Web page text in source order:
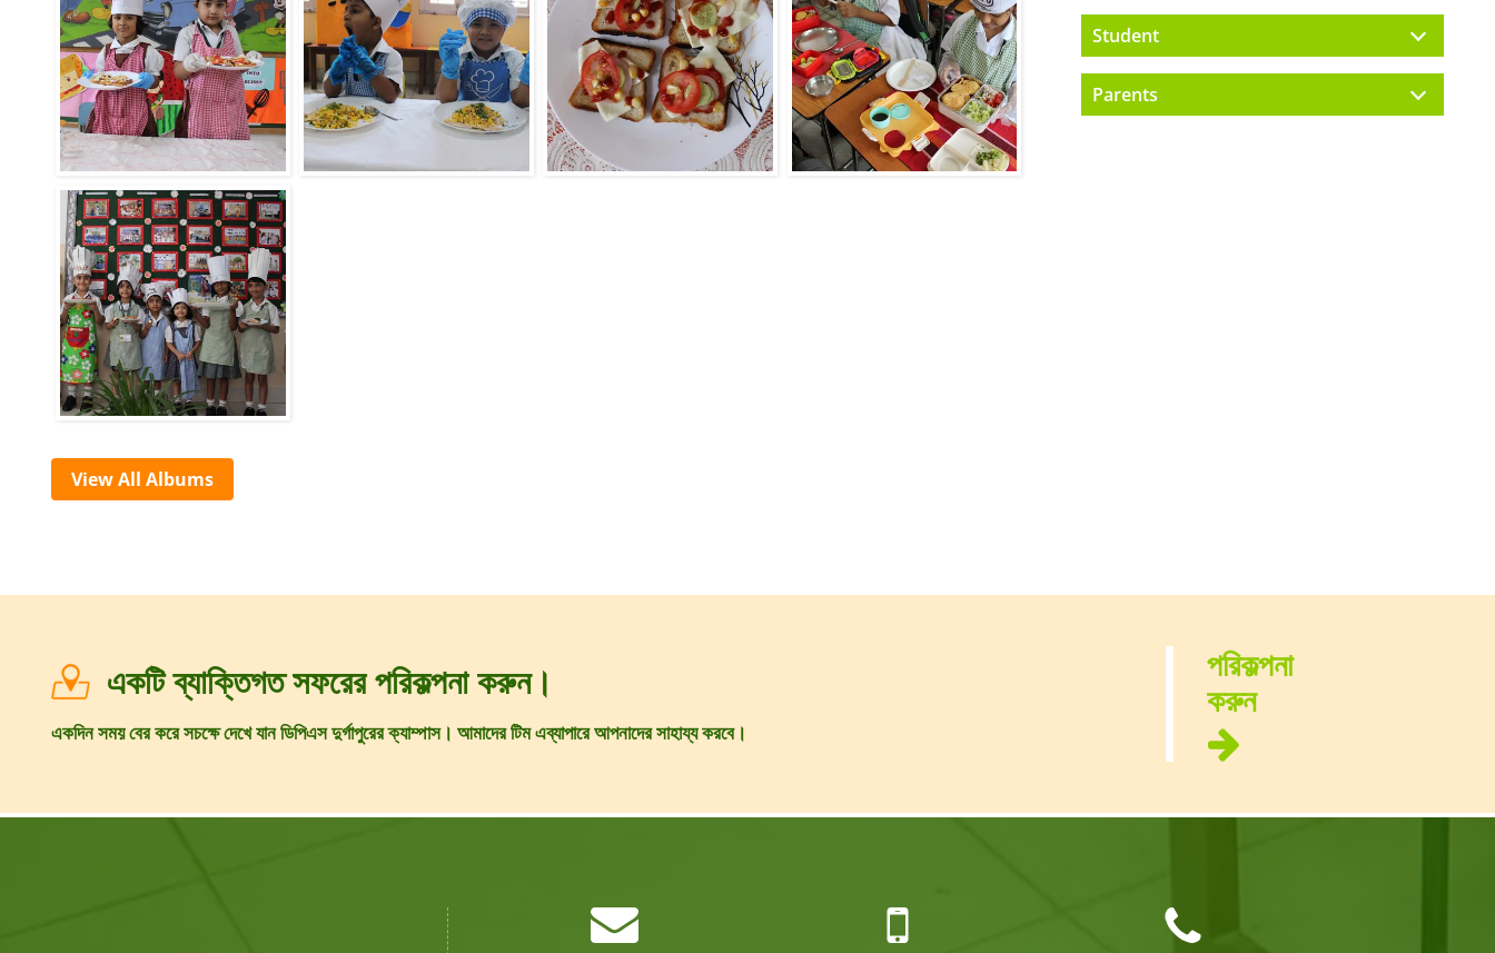
View All Albums
Student
Parents
একটি ব্যাক্তিগত সফরের পরিকল্পনা করুন।
একদিন সময় বের করে সচক্ষে দেখে যান ডিপিএস দুর্গাপুরের ক্যাম্পাস। আমাদের টিম এব্যাপারে আপনাদের সাহায্য করবে।
পরিকল্পনা
করুন